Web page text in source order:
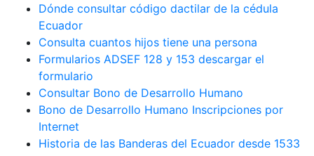
Dónde consultar código dactilar de la cédula
Ecuador
Consulta cuantos hijos tiene una persona
Formularios ADSEF 128 y 153 descargar el
formulario
Consultar Bono de Desarrollo Humano
Bono de Desarrollo Humano Inscripciones por
Internet
Historia de las Banderas del Ecuador desde 1533